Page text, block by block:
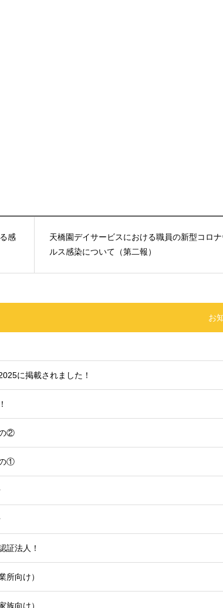
感
天橋園デイサービスにおける職員の新型コロナ
ルス感染について（第二報）
お
に掲載されました！
②
①
証法人！
向け）
向け）